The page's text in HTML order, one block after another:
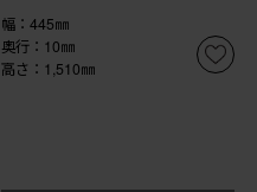
幅：445㎜
奥行：10㎜
高さ：1,510㎜